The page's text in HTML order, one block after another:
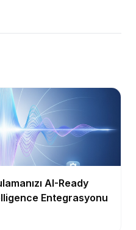
AI-Ready
Entegrasyonu